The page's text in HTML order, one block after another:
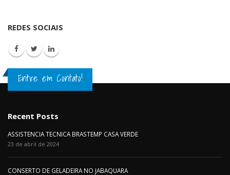
REDES SOCIAIS
Entre em Contato!
Recent Posts
ASSISTENCIA TECNICA BRASTEMP CASA VERDE
23 de abril de 2024
CONSERTO DE GELADEIRA NO JABAQUARA